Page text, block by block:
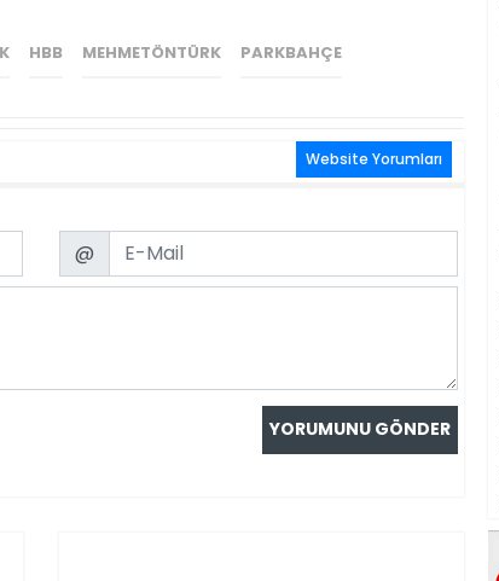
HBB MEHMETÖNTÜRK PARKBAHÇE
Website Yorumları
Email
@